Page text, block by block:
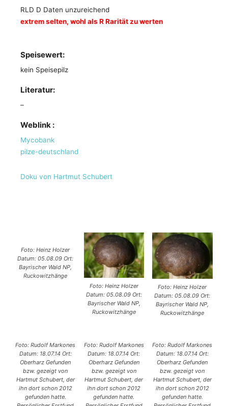
RLD D Daten unzureichend
extrem selten, wohl als R Rarität zu werten
Speisewert:
kein Speisepilz
Literatur:
–
Weblink :
Mycobank
pilze-deutschland
Doku von Hartmut Schubert
Foto: Heinz Holzer
Datum: 05.08.09 Ort:
Bayrischer Wald NP,
Ruckowitzhänge
Foto: Heinz Holzer
Datum: 05.08.09 Ort:
Bayrischer Wald NP,
Ruckowitzhänge
Foto: Heinz Holzer
Datum: 05.08.09 Ort:
Bayrischer Wald NP,
Ruckowitzhänge
Foto: Rudolf Markones
Datum: 18.07.14 Ort:
Oberharz Gefunden
bzw. gezeigt von
Hartmut Schubert, der
ihn dort schon 2012
gefunden hatte.
Foto: Rudolf Markones
Datum: 18.07.14 Ort:
Oberharz Gefunden
bzw. gezeigt von
Hartmut Schubert, der
ihn dort schon 2012
gefunden hatte.
Foto: Rudolf Markones
Datum: 18.07.14 Ort:
Oberharz Gefunden
bzw. gezeigt von
Hartmut Schubert, der
ihn dort schon 2012
gefunden hatte.